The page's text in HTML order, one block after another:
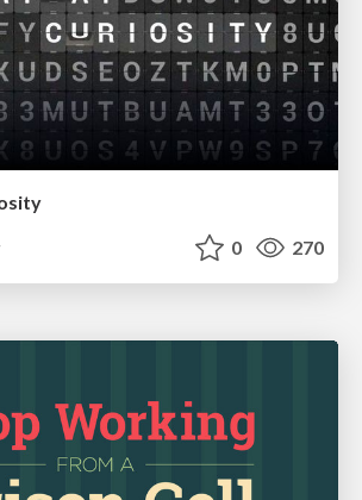
0 270